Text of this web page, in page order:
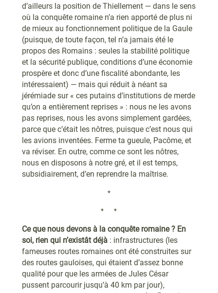
d’ailleurs la position de Thiellement — dans le sens
où la conquête romaine n’a rien apporté de plus ni
de mieux au fonctionnement politique de la Gaule
(puisque, de toute façon, tel n’a jamais été le
propos des Romains : seules la stabilité politique
et la sécurité publique, conditions d’une économie
prospère et donc d’une fiscalité abondante, les
intéressaient) — mais qui réduit à néant sa
jérémiade sur « ces putains d’institutions de merde
qu’on a entièrement reprises » : nous ne les avons
pas reprises, nous les avons simplement gardées,
parce que c’était les nôtres, puisque c’est nous qui
les avions inventées. Ferme ta gueule, Pacôme, et
va réviser. En outre, comme ce sont les nôtres,
nous en disposons à notre gré, et il est temps,
subsidiairement, d’en reprendre la maîtrise.
*
* *
Ce que nous devons à la conquête romaine ? En
soi, rien qui n’existât déjà: infrastructures (les
fameuses routes romaines ont été construites sur
des routes gauloises, qui étaient d’assez bonne
qualité pour que les armées de Jules César
pussent parcourir jusqu’à 40 km par jour),